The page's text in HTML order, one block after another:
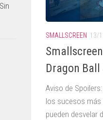
SMALLSCREEN 13/
Dragon
Aviso de
los sucesos más
pueden desvelar